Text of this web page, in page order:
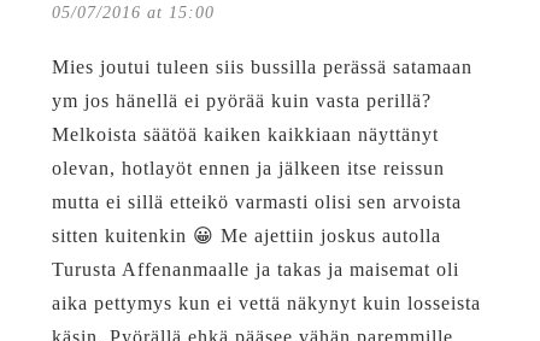
05/07/2016 at 15:00
Mies joutui tuleen siis bussilla perässä satamaan
ym jos hänellä ei pyörää kuin vasta perillä?
Melkoista säätöä kaiken kaikkiaan näyttänyt
olevan, hotlayöt ennen ja jälkeen itse reissun
mutta ei sillä etteikö varmasti olisi sen arvoista
sitten kuitenkin 😀 Me ajettiin joskus autolla
Turusta Affenanmaalle ja takas ja maisemat oli
aika pettymys kun ei vettä näkynyt kuin losseista
käsin. Pyörällä ehkä pääsee vähän paremmille